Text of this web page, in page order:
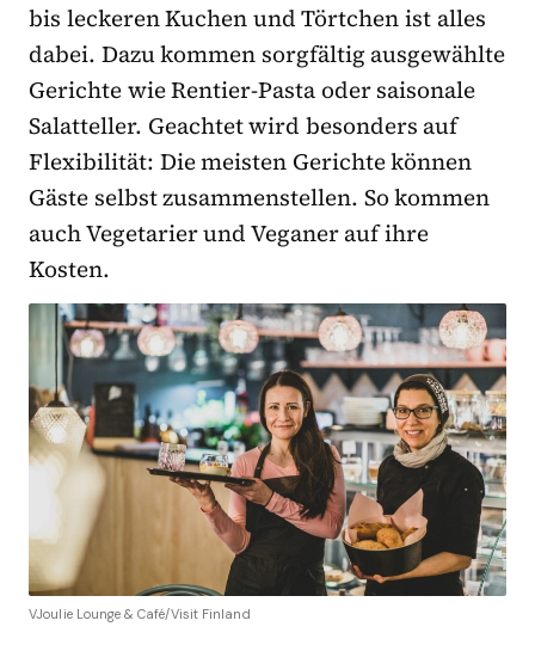
bis leckeren Kuchen und Törtchen ist alles
dabei. Dazu kommen sorgfältig ausgewählte
Gerichte wie Rentier-Pasta oder saisonale
Salatteller. Geachtet wird besonders auf
Flexibilität: Die meisten Gerichte können
Gäste selbst zusammenstellen. So kommen
auch Vegetarier und Veganer auf ihre
Kosten.
VJoulie Lounge & Café/Visit Finland